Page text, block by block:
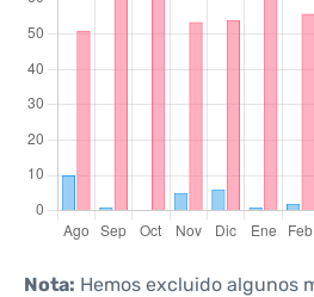
Nota: Hemos excluido algunos